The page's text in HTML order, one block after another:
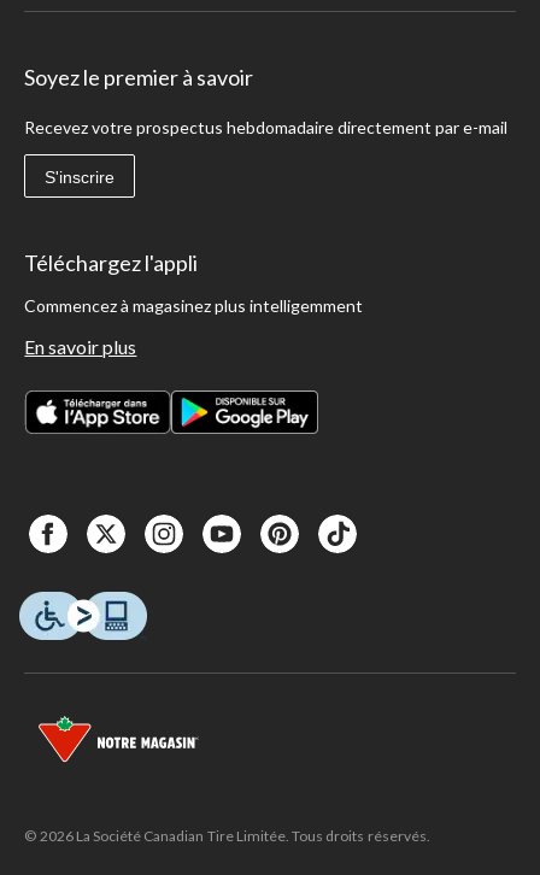
Soyez le premier à savoir
Recevez votre prospectus hebdomadaire directement par e-mail
S'inscrire
Téléchargez l'appli
Commencez à magasinez plus intelligemment
En savoir plus
© 2026 La Société Canadian Tire Limitée. Tous droits réservés.